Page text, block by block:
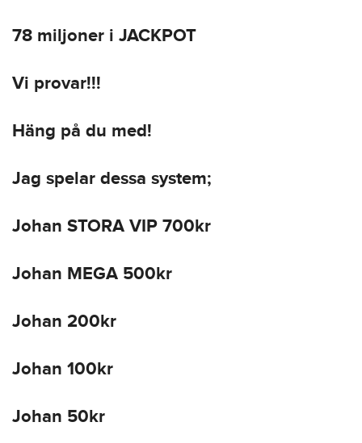
78 miljoner i JACKPOT
Vi provar!!!
Häng på du med!
Jag spelar dessa system;
Johan STORA VIP 700kr
Johan MEGA 500kr
Johan 200kr
Johan 100kr
Johan 50kr